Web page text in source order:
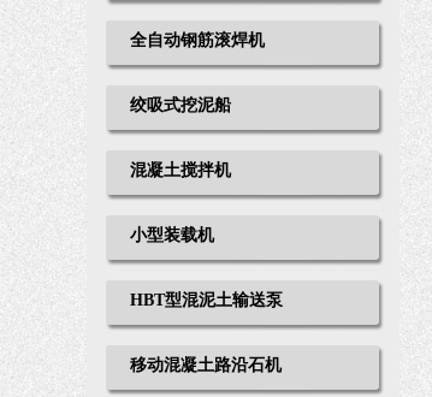
全自动钢筋滚焊机
绞吸式挖泥船
混凝土搅拌机
小型装载机
HBT型混泥土输送泵
移动混凝土路沿石机